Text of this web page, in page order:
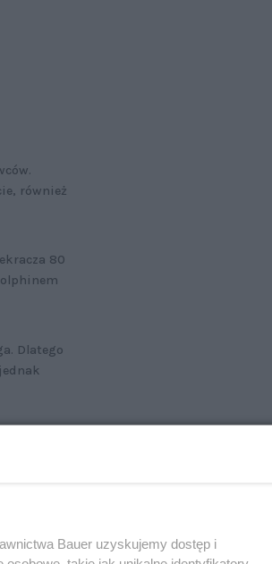
również
80
Dlatego
Bauer uzyskujemy dostęp i